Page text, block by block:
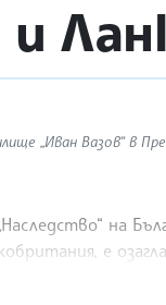
„Иван Вазов“ в
на
е